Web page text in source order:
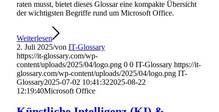
raten musst, bietet dieses Glossar eine kompakte Übersicht
der wichtigsten Begriffe rund um Microsoft Office.
Weiterlesen
2. Juli 2025/von IT-Glossary
https://it-glossary.com/wp-
content/uploads/2025/04/logo.png 0 0 IT-Glossary https://it-
glossary.com/wp-content/uploads/2025/04/logo.png IT-
Glossary2025-07-02 10:41:322025-08-22
12:19:40Microsoft Office